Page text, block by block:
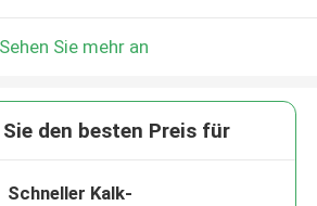
Sehen Sie mehr an
den besten Preis für
Schneller Kalk-